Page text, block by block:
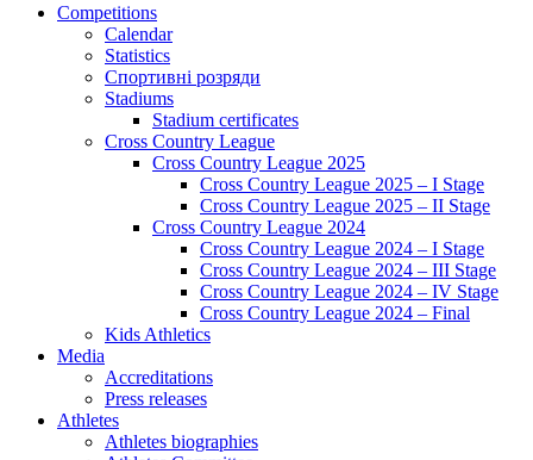
Competitions
Calendar
Statistics
Спортивні розряди
Stadiums
Stadium certificates
Cross Country League
Cross Country League 2025
Cross Country League 2025 – I Stage
Cross Country League 2025 – II Stage
Cross Country League 2024
Cross Country League 2024 – I Stage
Cross Country League 2024 – III Stage
Cross Country League 2024 – IV Stage
Cross Country League 2024 – Final
Kids Athletics
Media
Accreditations
Press releases
Athletes
Athletes biographies